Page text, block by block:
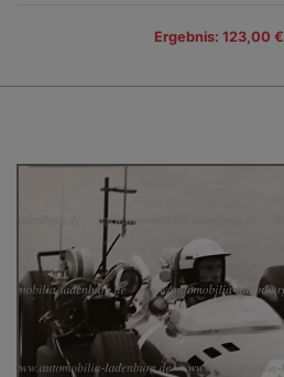
Ergebnis: 123,00 €